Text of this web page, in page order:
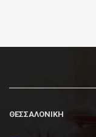
ΘΕΣΣΑΛΟΝΙΚΗ